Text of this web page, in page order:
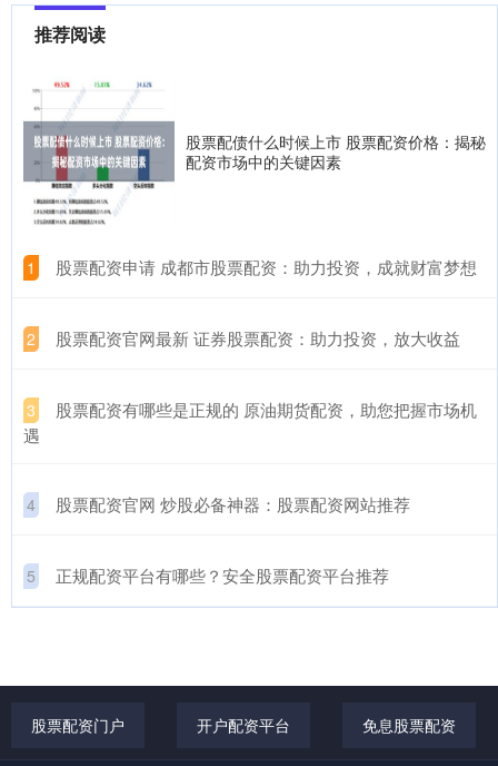
推荐阅读
股票配债什么时候上市 股票配资价格：揭秘
配资市场中的关键因素
1 ​股票配资申请 成都市股票配资：助力投资，成就财富梦想
2 ​股票配资官网最新 证券股票配资：助力投资，放大收益
3
​股票配资有哪些是正规的 原油期货配资，助您把握市场机
遇
4 ​股票配资官网 炒股必备神器：股票配资网站推荐
5 ​正规配资平台有哪些？安全股票配资平台推荐
股票配资门户 开户配资平台 免息股票配资